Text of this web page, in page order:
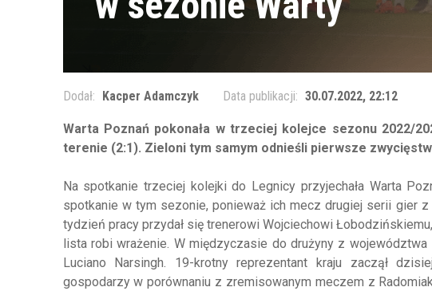
Dodał: Kacper Adamczyk Data publikacji: 30.07.2022, 22:12
Warta Poznań pokonała w trzeciej kolejce sezonu 2022/
terenie (2:1). Zieloni tym samym odnieśli pierwsze
Na spotkanie trzeciej kolejki do Legnicy przyjechała Warta
spotkanie w tym sezonie, ponieważ ich mecz drugiej serii gier
tydzień pracy przydał się trenerowi Wojciechowi
lista robi wrażenie. W międzyczasie do drużyny z
Luciano Narsingh. 19-krotny reprezentant kraju zaczął
gospodarzy w porównaniu z zremisowanym meczem z